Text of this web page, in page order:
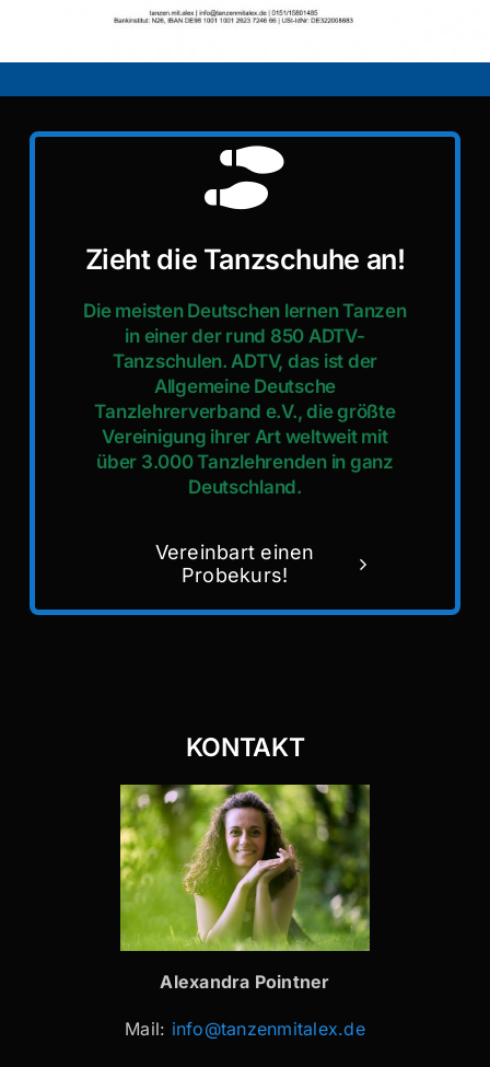
Zieht die Tanzschuhe an!
Die meisten Deutschen lernen Tanzen
in einer der rund 850 ADTV-
Tanzschulen. ADTV, das ist der
Allgemeine Deutsche
Tanzlehrerverband e.V., die größte
Vereinigung ihrer Art weltweit mit
über 3.000 Tanzlehrenden in ganz
Deutschland.
Vereinbart einen
Probekurs!
KONTAKT
Alexandra Pointner
Mail: info@tanzenmitalex.de